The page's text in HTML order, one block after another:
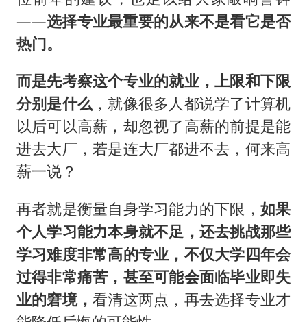
——选择专业最重要的从来不是看它是否
热门。
而是先考察这个专业的就业，上限和下限
分别是什么 ，就像很多人都说学了计算机
以后可以高薪，却忽视了高薪的前提是能
进去大厂，若是连大厂都进不去，何来高
薪一说？
再者就是衡量自身学习能力的下限， 如果
个人学习能力本身就不足，还去挑战那些
学习难度非常高的专业，不仅大学四年会
过得非常痛苦，甚至可能会面临毕业即失
业的窘境，看清这两点，再去选择专业才